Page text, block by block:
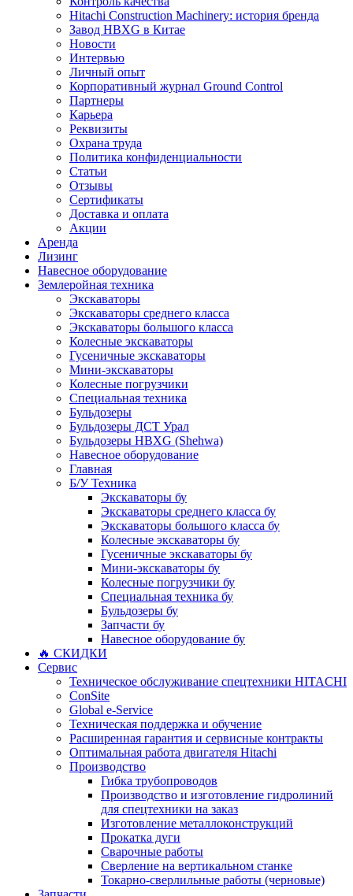
Hitachi Construction Machinery: история бренда
Завод HBXG в Китае
Новости
Интервью
Личный опыт
Корпоративный журнал Ground Control
Партнеры
Карьера
Реквизиты
Охрана труда
Политика конфиденциальности
Статьи
Отзывы
Сертификаты
Доставка и оплата
Акции
Аренда
Лизинг
Навесное оборудование
Землеройная техника
Экскаваторы
Экскаваторы среднего класса
Экскаваторы большого класса
Колесные экскаваторы
Гусеничные экскаваторы
Мини-экскаваторы
Колесные погрузчики
Специальная техника
Бульдозеры
Бульдозеры ДСТ Урал
Бульдозеры HBXG (Shehwa)
Навесное оборудование
Главная
Б/У Техника
Экскаваторы бу
Экскаваторы среднего класса бу
Экскаваторы большого класса бу
Колесные экскаваторы бу
Гусеничные экскаваторы бу
Мини-экскаваторы бу
Колесные погрузчики бу
Специальная техника бу
Бульдозеры бу
Запчасти бу
Навесное оборудование бу
🔥 СКИДКИ
Сервис
Техническое обслуживание спецтехники HITACHI
ConSite
Global e-Service
Техническая поддержка и обучение
Расширенная гарантия и сервисные контракты
Оптимальная работа двигателя Hitachi
Производство
Гибка трубопроводов
Производство и изготовление гидролиний
для спецтехники на заказ
Изготовление металлоконструкций
Прокатка дуги
Сварочные работы
Сверление на вертикальном станке
Токарно-сверлильные работы (черновые)